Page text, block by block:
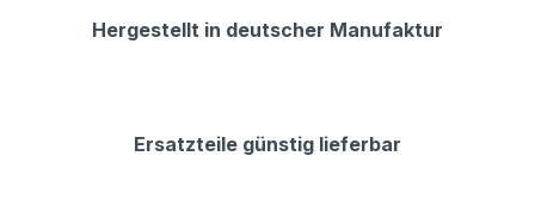
Hergestellt in deutscher Manufaktur
Ersatzteile günstig lieferbar